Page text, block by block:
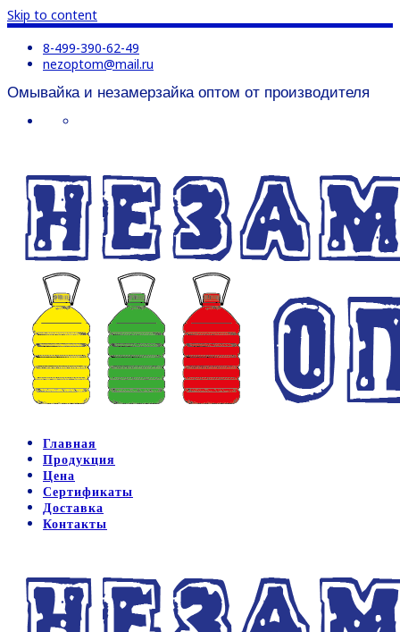
Skip to content
8-499-390-62-49
nezoptom@mail.ru
Омывайка и незамерзайка оптом от производителя
Главная
Продукция
Цена
Сертификаты
Доставка
Контакты